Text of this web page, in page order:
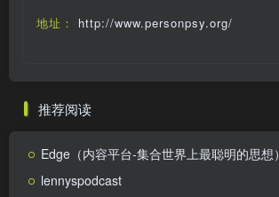
地址： http://www.personpsy.org/
推荐阅读
Edge（内容平台-集合世界上最聪明的思想）
lennyspodcast